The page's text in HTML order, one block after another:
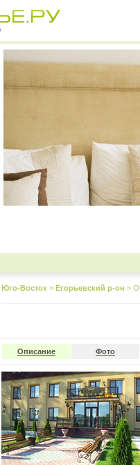
Юго-Восток > Егорьевский р-он >
Описание Фото